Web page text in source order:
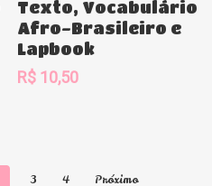
Texto, Vocabulário
Afro-Brasileiro e
Lapbook
R$10,50
3 4 Próximo